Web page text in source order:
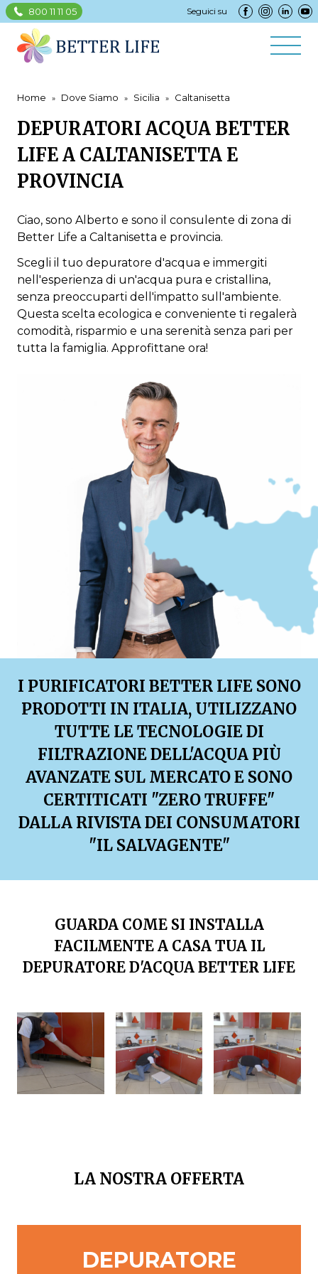
800 11 11 05 Seguici su
Home Dove Siamo Sicilia Caltanisetta
DEPURATORI ACQUA BETTER
LIFE A CALTANISETTA E
PROVINCIA
Ciao, sono Alberto e sono il consulente di zona di
Better Life a Caltanisetta e provincia.
Scegli il tuo depuratore d'acqua e immergiti
nell'esperienza di un'acqua pura e cristallina,
senza preoccuparti dell'impatto sull'ambiente.
Questa scelta ecologica e conveniente ti regalerà
comodità, risparmio e una serenità senza pari per
tutta la famiglia. Approfittane ora!
I PURIFICATORI BETTER LIFE SONO
PRODOTTI IN ITALIA, UTILIZZANO
TUTTE LE TECNOLOGIE DI
FILTRAZIONE DELL'ACQUA PIÙ
AVANZATE SUL MERCATO E SONO
CERTITICATI "ZERO TRUFFE"
DALLA RIVISTA DEI CONSUMATORI
"IL SALVAGENTE"
GUARDA COME SI INSTALLA
FACILMENTE A CASA TUA IL
DEPURATORE D'ACQUA BETTER LIFE
LA NOSTRA OFFERTA
DEPURATORE